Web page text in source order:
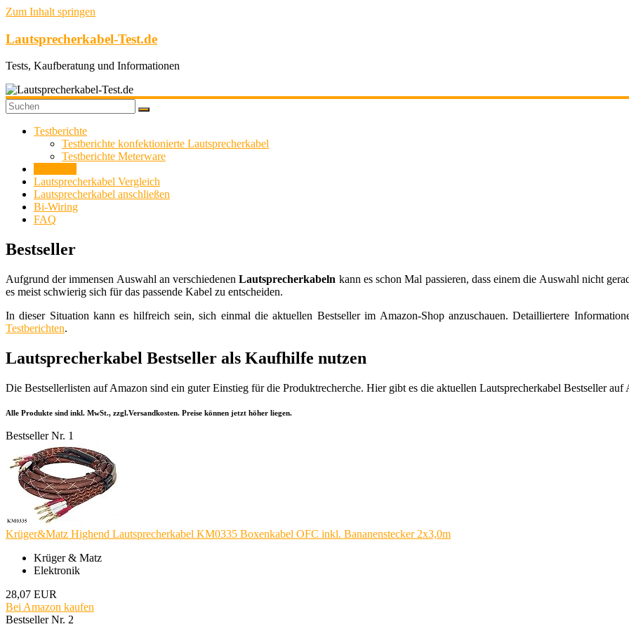
Zum Inhalt springen
Lautsprecherkabel-Test.de
Tests, Kaufberatung und Informationen
Testberichte
Testberichte konfektionierte Lautsprecherkabel
Testberichte Meterware
Lautsprecherkabel Vergleich
Lautsprecherkabel anschließen
Bi-Wiring
FAQ
Bestseller
Aufgrund der immensen Auswahl an verschiedenenLautsprecherkabeln kann es schon Mal passieren, dass einem die Auswahl nicht
es meist schwierig sich für das passende Kabel zu entscheiden.
In dieser Situation kann es hilfreich sein, sich einmal die aktuellen Bestseller im Amazon-Shop anzuschauen. Detailliertere
Testberichten.
Lautsprecherkabel Bestseller als Kaufhilfe nutzen
Die Bestsellerlisten auf Amazon sind ein guter Einstieg für die Produktrecherche. Hier gibt es die aktuellen Lautsprecherkabel Bestseller auf
Alle Produkte sind inkl. MwSt., zzgl.Versandkosten. Preise können jetzt höher liegen.
Bestseller Nr. 1
Krüger&Matz Highend Lautsprecherkabel KM0335 Boxenkabel OFC inkl. Bananenstecker 2x3,0m
Krüger & Matz
Elektronik
28,07 EUR
Bei Amazon kaufen
Bestseller Nr. 2